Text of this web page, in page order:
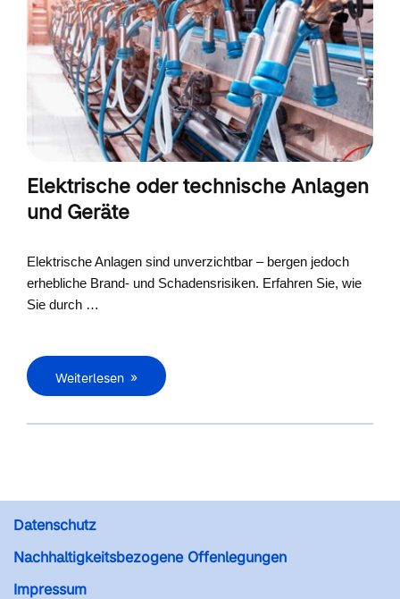
Elektrische oder technische Anlagen
und Geräte
Elektrische Anlagen sind unverzichtbar – bergen jedoch
erhebliche Brand- und Schadensrisiken. Erfahren Sie, wie
Sie durch …
Weiterlesen
Datenschutz
Nachhaltigkeitsbezogene Offenlegungen
Impressum